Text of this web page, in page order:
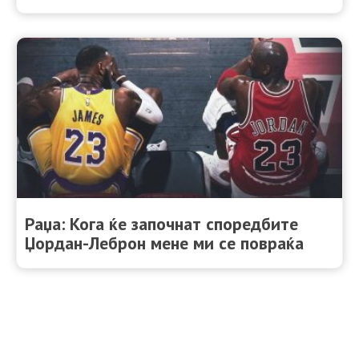
Раџа: Кога ќе започнат споредбите
Џордан-Леброн мене ми се повраќа